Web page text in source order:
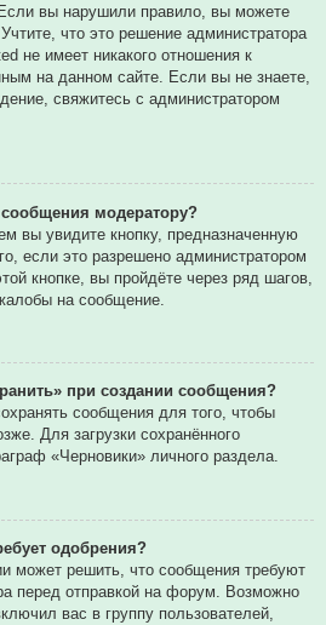
вы нарушили правило, вы можете
что это решение администратора
не имеет никакого отношения к
на данном сайте. Если вы не знаете,
свяжитесь с администратором
модератору?
вы увидите кнопку, предназначенную
если это разрешено администратором
кнопке, вы пройдёте через ряд шагов,
на сообщение.
при создании сообщения?
сообщения для того, чтобы
Для загрузки сохранённого
«Черновики» личного раздела.
одобрения?
может решить, что сообщения требуют
перед отправкой на форум. Возможно
вас в группу пользователей,